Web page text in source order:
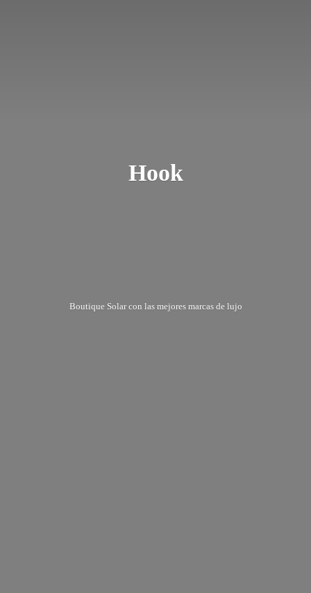
Hook
Boutique Solar con las mejores marcas de lujo